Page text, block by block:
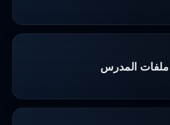
ملفات المدرس